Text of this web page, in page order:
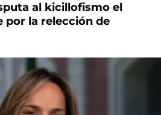
al kicillofismo el
por la relección de